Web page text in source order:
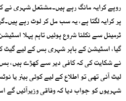
روپے کرایہ مانگ رہے ہیں۔مشتعل شہری
پر کرایہ لگتا ہے، یہ سب مل کر لوٹ رہے
ٹرمینل سے نکلنا شروع ہوئیں تاہم پہلا
گیا، اسٹیشن کے باہر شہری بس کے لیے
نے شکایت کی کہ کافی دیر سے کھڑے ہیں،
لیٹ آنی تھی تو اطلاع کے لیے کوئی بینر یا
شہریوں کو جواب دیا کہ وفاقی وزیرآئیں